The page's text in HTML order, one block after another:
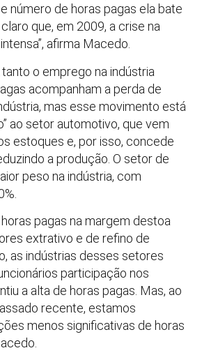
número de horas pagas ela bate
que, em 2009, a crise na
afirma Macedo.
tanto o emprego na indústria
acompanham a perda de
mas esse movimento está
ao setor automotivo, que vem
estoques e, por isso, concede
a produção. O setor de
peso na indústria, com
pagas na margem destoa
extrativo e de refino de
as indústrias desses setores
participação nos
a alta de horas pagas. Mas, ao
recente, estamos
menos significativas de horas